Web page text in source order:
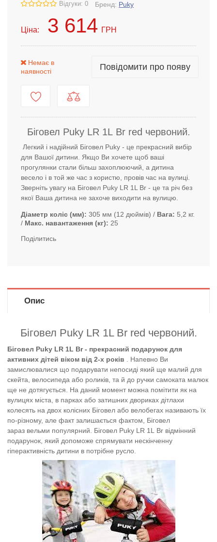
Відгуки: 0 Бренд: Puky
Ціна: 3 614 ГРН
Немає в
наявності
Повідомити про появу
Біговел Puky LR 1L Br red червоний.
Легкий і надійний Біговел Puky - це прекрасний вибір
для Вашої дитини. Якщо Ви хочете щоб ваші
прогулянки стали більш захоплюючий, а дитина
весело і в той же час з користю, провів час на вулиці.
Зверніть увагу на Біговел Puky LR 1L Br - це та річ без
якої Ваша дитина не захоче виходити на вулицю.
Діаметр коліс (мм) 305 мм (12 дюймів) Вага
5,2 кг.
Макс. навантаження (кг)
25
Поділитись
Опис
Біговел Puky LR 1L Br red червоний.
Біговел Puky LR 1L Br - прекрасний подарунок для
активних дітей віком від 2-х років
. Напевно Ви
замислювалися що подарувати непосиді який ще малий для
скейта, велосипеда або роликів, та й до ручки самоката малюк
ще не дотягується. На даний момент можна помітити як на
вулицях міста, в парках або затишних двориках дітлахи
колесять на двох колісних Біговел або велобегах називають їх
по-різному, але факт залишається фактом, Біговел
зараз вельми популярний. Біговел Puky LR 1L Br відмінний
подарунок, який допоможе спрямувати нескінченну
гіперактивність дитини в потрібне русло.